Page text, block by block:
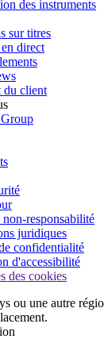
des instruments
sur titres
direct
du client
non-responsabilité
juridiques
confidentialité
d'accessibilité
des cookies
ou une autre